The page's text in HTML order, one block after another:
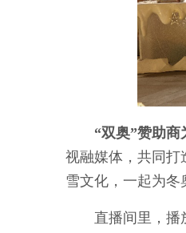
“双奥”赞助商
视融媒体，共同打
雪文化，一起为冬
直播间里，播放